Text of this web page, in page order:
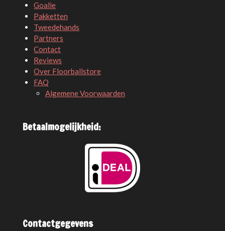
Goalie
Pakketten
Tweedehands
Partners
Contact
Reviews
Over Floorballstore
FAQ
Algemene Voorwaarden
Betaalmogelijkheid:
Contactgegevens